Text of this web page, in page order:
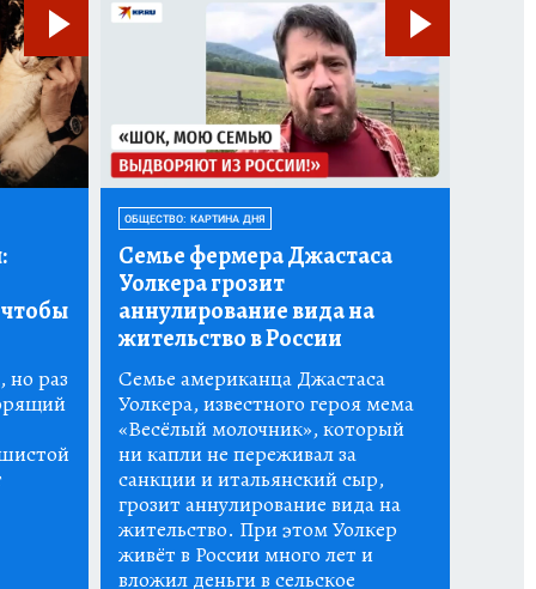
но раз
ОБЩЕСТВО: КАРТИНА ДНЯ
Семье фермера Джастаса
Уолкера грозит
аннулирование вида на
жительство в России
Семье американца Джастаса
Уолкера, известного героя мема
«Весёлый молочник», который
ни капли не переживал за
санкции и итальянский сыр,
грозит аннулирование вида на
жительство. При этом Уолкер
живёт в России много лет и
вложил деньги в сельское